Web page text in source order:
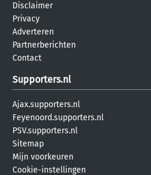
Disclaimer
Privacy
Adverteren
Partnerberichten
Contact
Supporters.nl
Ajax.supporters.nl
Feyenoord.supporters.nl
PSV.supporters.nl
Sitemap
Mijn voorkeuren
Cookie-instellingen